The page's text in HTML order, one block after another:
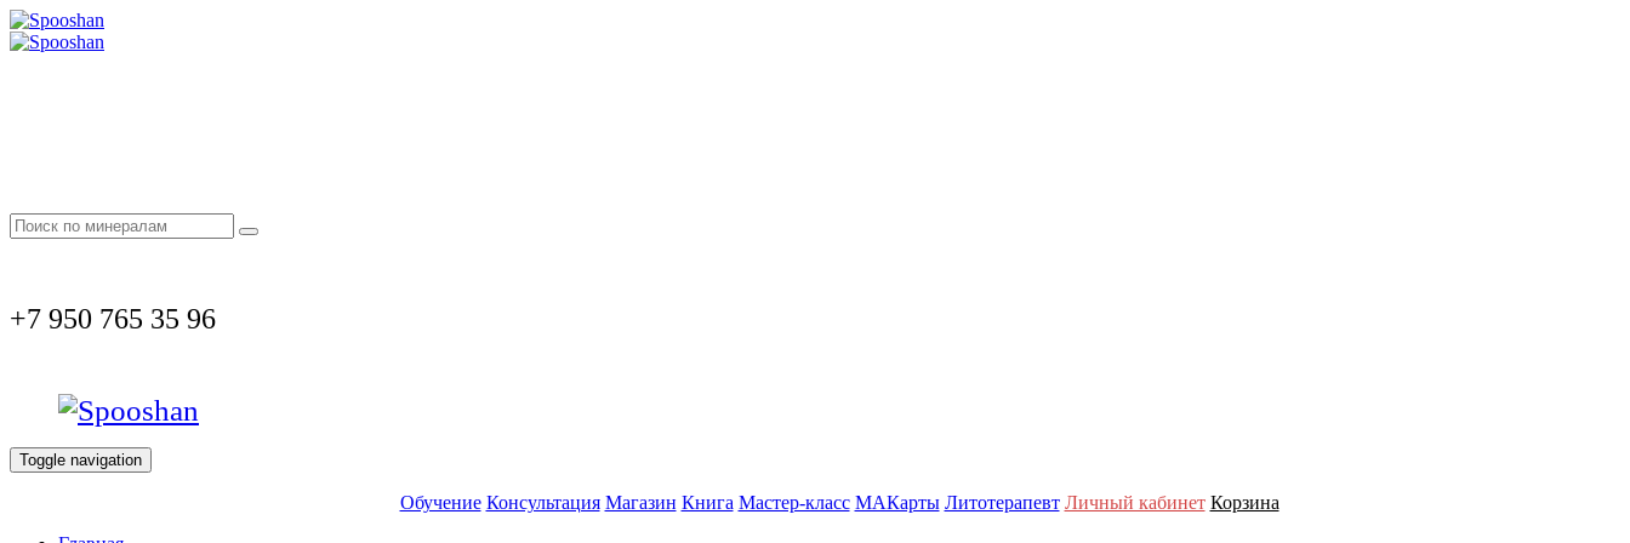
+7 950 765 35 96
Toggle navigation
Обучение Консультация Магазин Книга Мастер-класс МАКарты Литотерапевт Личный кабинет Корзина